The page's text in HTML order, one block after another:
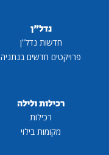
נדל"ן
חדשות נדל"ן
פרויקטים חדשים בנתניה
רכילות ולילה
רכילות
מקומות בילוי